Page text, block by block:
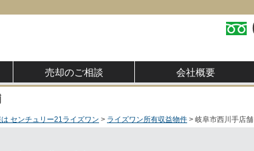
売却のご相談 会社概要
センチュリー21ライズワン ライズワン所有収益物件 岐阜市西川手店舗